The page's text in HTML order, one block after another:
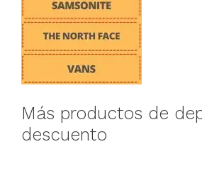
Más productos de
descuento